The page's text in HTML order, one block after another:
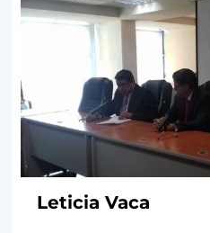
Leticia Vaca